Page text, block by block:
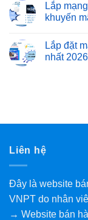
Lắp
khuyến
Lắp đặt
nhất 2026
Liên hệ
Đây là website
VNPT do nhân
→ Website bán